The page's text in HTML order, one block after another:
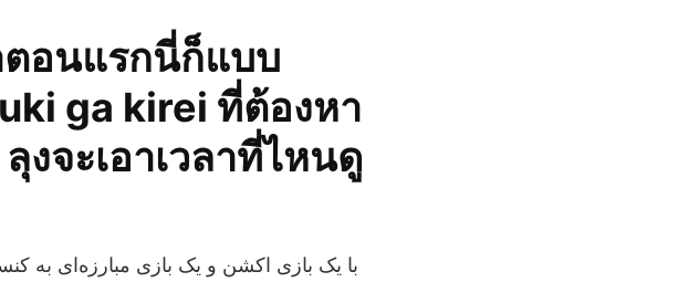
ตอนแรกนี่ก็แบบ
ga kirei ที่ต้องหา
จะเอาเวลาที่ไหนดู